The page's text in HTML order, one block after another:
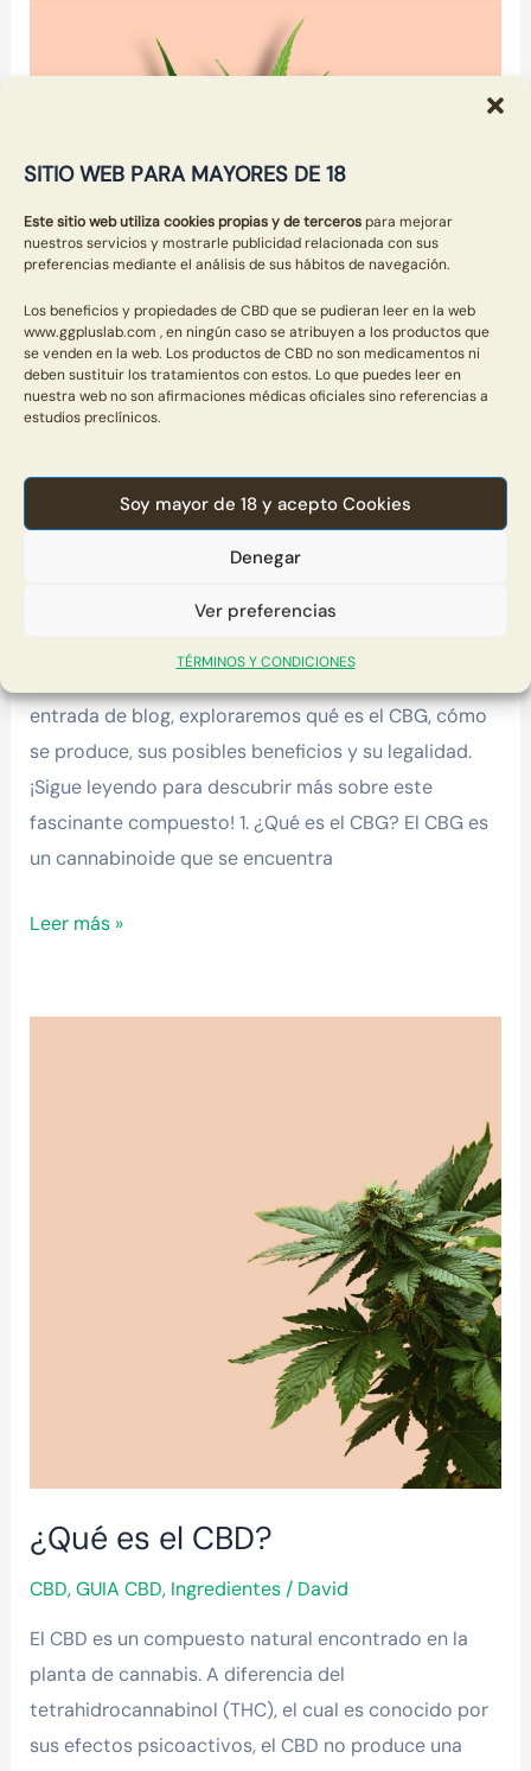
SITIO WEB PARA MAYORES DE 18
Este sitio web utiliza cookies propias y de tercerospara mejorar
nuestros servicios y mostrarle publicidad relacionada con sus
preferencias mediante el análisis de sus hábitos de navegación.
Los beneficios y propiedades de CBD que se pudieran leer en la web
www.ggpluslab.com , en ningún caso se atribuyen a los productos que
se venden en la web. Los productos de CBD no son medicamentos ni
deben sustituir los tratamientos con estos. Lo que puedes leer en
nuestra web no son afirmaciones médicas oficiales sino referencias a
estudios preclínicos.
Soy mayor de 18 y acepto Cookies
Denegar
Ver preferencias
TÉRMINOS Y CONDICIONES
¿Qué es el CBG?
Animales,Bálsamos CBD
entrada de blog, exploraremos qué es el CBG, cómo
se produce, sus posibles beneficios y su legalidad.
¡Sigue leyendo para descubrir más sobre este
fascinante compuesto! 1. ¿Qué es el CBG? El CBG es
un cannabinoide que se encuentra
el
Leer más »
¿Qué es el CBD?
CBD,GUIA CBD, Ingredientes / David
El CBD es un compuesto natural encontrado en la
planta de cannabis. A diferencia del
tetrahidrocannabinol (THC), el cual es conocido por
sus efectos psicoactivos, el CBD no produce una
×